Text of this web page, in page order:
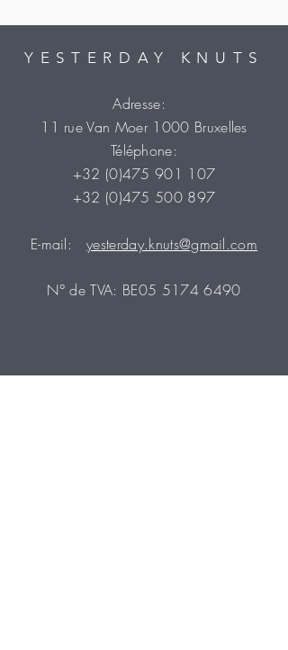
YESTERDAY KNUTS
Adresse:
11 rue Van Moer 1000 Bruxelles
Téléphone:
+32 (0)475 901 107
+32 (0)475 500 897
E-mail:yesterday.knuts@gmail.com
N° de TVA: BE05 5174 6490